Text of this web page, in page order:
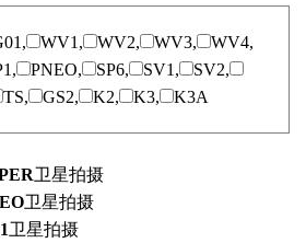
WV1, WV2, WV3,
WV4,
PNEO, SP6, SV1,
SV2,
TS, GS2, K2, K3, K3A
卫星拍摄
卫星拍摄
卫星拍摄